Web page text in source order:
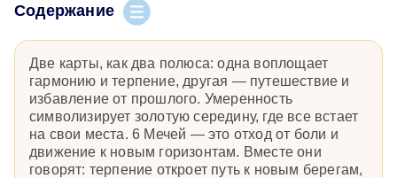
Содержание
Две карты, как два полюса: одна воплощает
гармонию и терпение, другая — путешествие и
избавление от прошлого. Умеренность
символизирует золотую середину, где все встает
на свои места. 6 Мечей — это отход от боли и
движение к новым горизонтам. Вместе они
говорят: терпение откроет путь к новым берегам,